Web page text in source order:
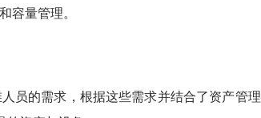
容量管理。
员的需求，根据这些需求并结合了资产管